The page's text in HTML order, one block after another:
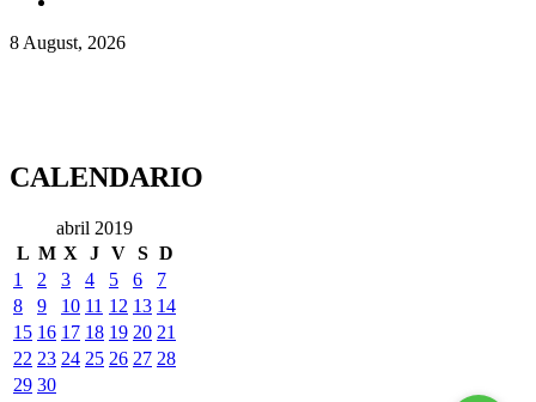
8 August, 2026
CALENDARIO
abril 2019
L M X J V S D
1
2 3 4 5 6
7
8
9 10 11 12 13 14
15 16 17 18 19 20 21
22 23 24 25 26 27 28
29 30